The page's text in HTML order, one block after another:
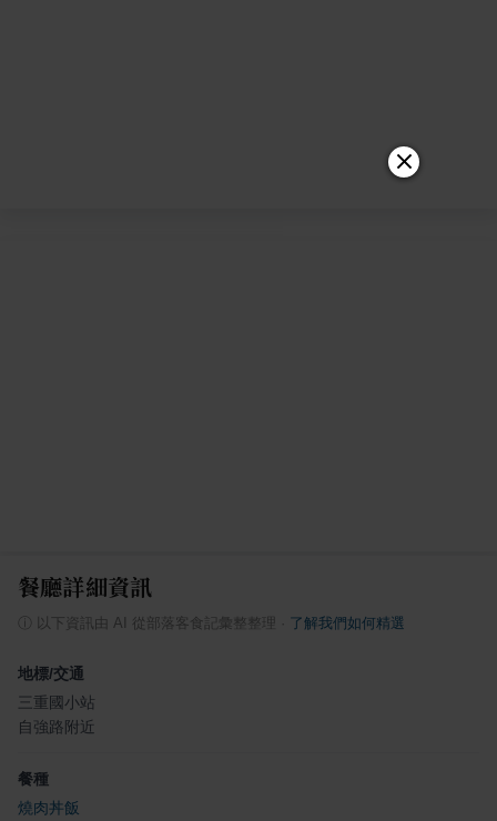
餐廳詳細資訊
以下資訊由 AI 從部落客食記彙整整理 了解我們如何精選
地標/交通
三重國小站
自強路附近
餐種
燒肉丼飯